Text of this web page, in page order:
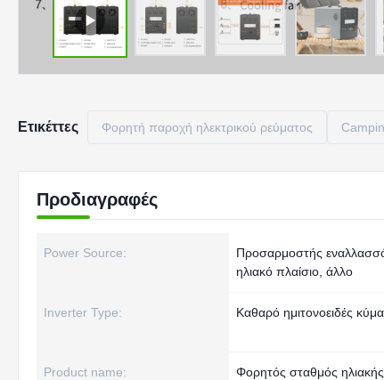
Ετικέττες Φορητή παροχή ηλεκτρικού ρεύματος
Προδιαγραφές
Power Source:
Προσαρμοστής
ηλιακό πλαίσιο, άλλο
Inverter Type: Καθαρό ημιτονοειδές κύμα
Product name: Φορητός σταθμός ηλιακής